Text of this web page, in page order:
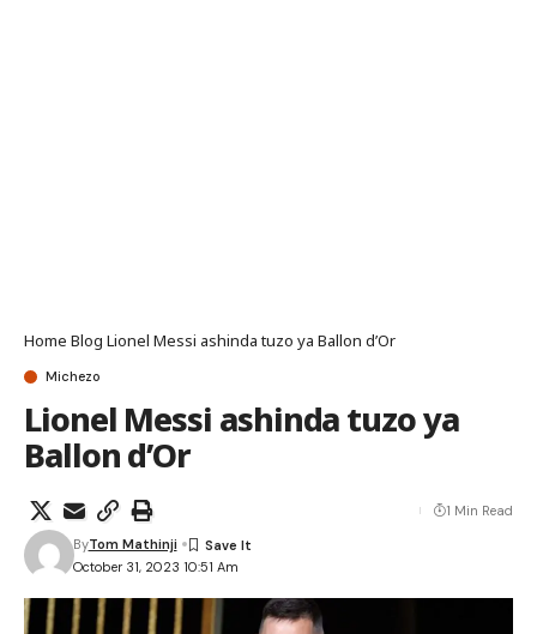
Home Blog Lionel Messi ashinda tuzo ya Ballon d’Or
Michezo
Lionel Messi ashinda tuzo ya
Ballon d’Or
October 31, 2023 10:51 Am
ByTom Mathinji
1 Min Read